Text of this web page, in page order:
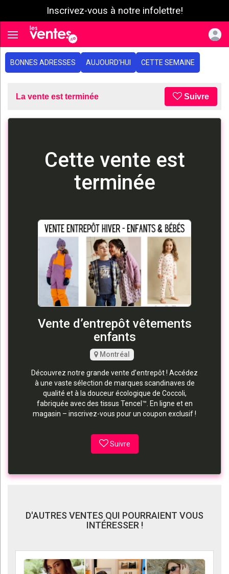
Inscrivez-vous à notre infolettre!
Toggle navigation
BONNES ADRESSES AUJOURD'HUI CETTE SEMAINE
La vente est terminée Suivre
Cette vente est
terminée
Vente d’entrepôt vêtements
enfants
Montréal
Découvrez notre grande vente d’entrepôt ! Accédez
à une vaste sélection de marques scandinaves de
qualité et à la douceur écologique de Coccoli,
fabriquée avec des tissus Tencel™. En ligne et en
magasin – inscrivez-vous pour un coupon exclusif !
Suivre
D'AUTRES VENTES QUI POURRAIENT VOUS
INTÉRESSER !